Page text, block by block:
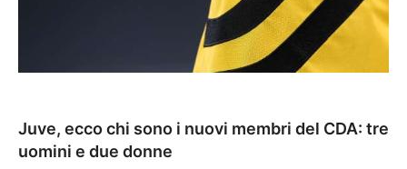
Juve, ecco chi sono i nuovi membri del CDA: tre
uomini e due donne